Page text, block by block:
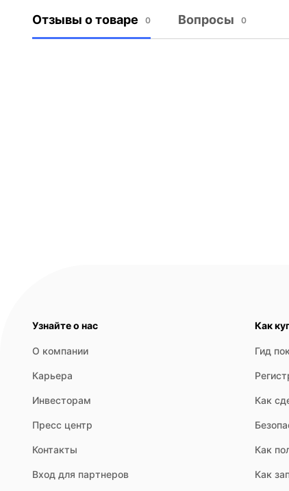
Отзывы о товаре 0 Вопросы 0
Узнайте о нас
О компании
Карьера
Инвесторам
Пресс центр
Контакты
Вход для партнеров
Как
Гид
Как
Как
Как